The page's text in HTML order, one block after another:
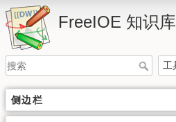
FreeIOE 知识库
侧边栏